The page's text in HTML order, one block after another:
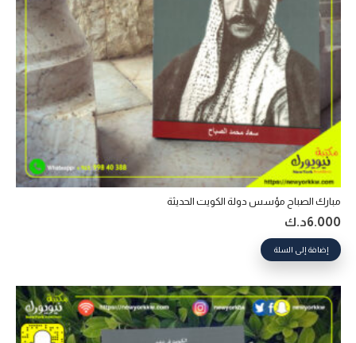
مبارك الصباح مؤسس دولة الكويت الحديثة
6.000د.ك
إضافة إلى السلة